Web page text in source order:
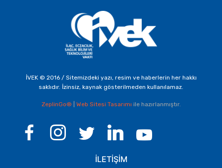
İVEK © 2016 / Sitemizdeki yazı, resim ve haberlerin her hakkı
saklıdır. İzinsiz, kaynak gösterilmeden kullanılamaz.
ZeplinGo® Web Sitesi Tasarımı ile hazırlanmıştır.
İLETİŞİM